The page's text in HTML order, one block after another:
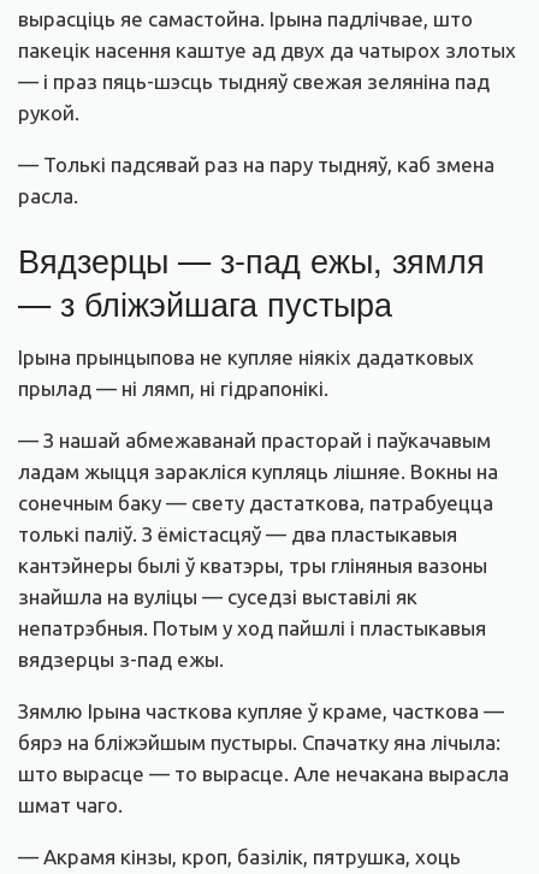
вырасціць яе самастойна. Ірына падлічвае, што
пакецік насення каштуе ад двух да чатырох злотых
— і праз пяць-шэсць тыдняў свежая зеляніна пад
рукой.
— Толькі падсявай раз на пару тыдняў, каб змена
расла.
Вядзерцы — з-пад ежы, зямля
— з бліжэйшага пустыра
Ірына прынцыпова не купляе ніякіх дадатковых
прылад — ні лямп, ні гідрапонікі.
— З нашай абмежаванай прасторай і паўкачавым
ладам жыцця заракліся купляць лішняе. Вокны на
сонечным баку — свету дастаткова, патрабуецца
толькі паліў. З ёмістасцяў — два пластыкавыя
кантэйнеры былі ў кватэры, тры гліняныя вазоны
знайшла на вуліцы — суседзі выставілі як
непатрэбныя. Потым у ход пайшлі і пластыкавыя
вядзерцы з-пад ежы.
Зямлю Ірына часткова купляе ў краме, часткова —
бярэ на бліжэйшым пустыры. Спачатку яна лічыла:
што вырасце — то вырасце. Але нечакана вырасла
шмат чаго.
— Акрамя кінзы, кроп, базілік, пятрушка, хоць